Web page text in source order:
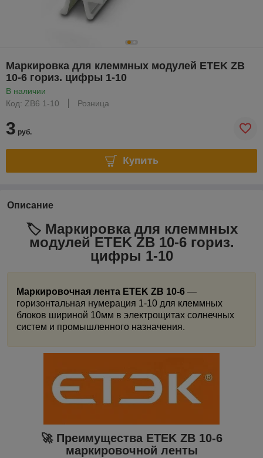
Маркировка для клеммных модулей ETEK ZB
10-6 гориз. цифры 1-10
В наличии
Код: ZB6 1-10
Розница
3 руб.
Купить
Описание
🏷️ Маркировка для клеммных
модулей ETEKZB 10-6 гориз.
цифры 1-10
Маркировочная лента ETEK ZB 10-6 —
горизонтальная нумерация 1-10 для клеммных
блоков шириной 10мм в электрощитах солнечных
систем и промышленного назначения.
🚀 Преимущества ETEK ZB 10-6
маркировочной ленты